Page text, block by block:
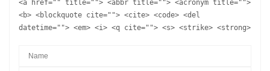
<a href="" title=""> <abbr title=""> <acronym title="">
<b> <blockquote cite=""> <cite> <code> <del
datetime=""> <em> <i> <q cite=""> <s> <strike> <strong>